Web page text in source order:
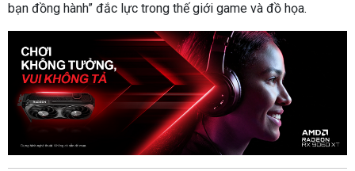
bạn đồng hành” đắc lực trong thế giới game và đồ họa.